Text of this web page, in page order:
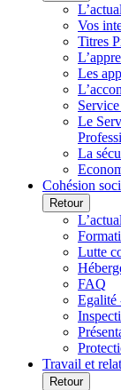
Vos
Titres
Les
Le
La
Cohésion
Retour
Lutte
FAQ
Egalité
Travail et
Retour